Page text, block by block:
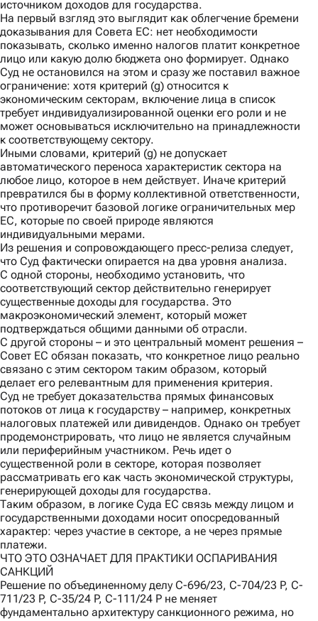
источником доходов для государства.
На первый взгляд это выглядит как облегчение бремени
доказывания для Совета ЕС: нет необходимости
показывать, сколько именно налогов платит конкретное
лицо или какую долю бюджета оно формирует. Однако
Суд не остановился на этом и сразу же поставил важное
ограничение: хотя критерий (g) относится к
экономическим секторам, включение лица в список
требует индивидуализированной оценки его роли и не
может основываться исключительно на принадлежности
к соответствующему сектору.
Иными словами, критерий (g) не допускает
автоматического переноса характеристик сектора на
любое лицо, которое в нем действует. Иначе критерий
превратился бы в форму коллективной ответственности,
что противоречит базовой логике ограничительных мер
ЕС, которые по своей природе являются
индивидуальными мерами.
Из решения и сопровождающего пресс-релиза следует,
что Суд фактически опирается на два уровня анализа.
С одной стороны, необходимо установить, что
соответствующий сектор действительно генерирует
существенные доходы для государства. Это
макроэкономический элемент, который может
подтверждаться общими данными об отрасли.
С другой стороны – и это центральный момент решения –
Совет ЕС обязан показать, что конкретное лицо реально
связано с этим сектором таким образом, который
делает его релевантным для применения критерия.
Суд не требует доказательства прямых финансовых
потоков от лица к государству – например, конкретных
налоговых платежей или дивидендов. Однако он требует
продемонстрировать, что лицо не является случайным
или периферийным участником. Речь идет о
существенной роли в секторе, которая позволяет
рассматривать его как часть экономической структуры,
генерирующей доходы для государства.
Таким образом, в логике Суда ЕС связь между лицом и
государственными доходами носит опосредованный
характер: через участие в секторе, а не через прямые
платежи.
ЧТО ЭТО ОЗНАЧАЕТ ДЛЯ ПРАКТИКИ ОСПАРИВАНИЯ
САНКЦИЙ
Решение по объединенному делу C-696/23, C-704/23 P, C-
711/23 P, C-35/24 P, C-111/24 P не меняет
фундаментально архитектуру санкционного режима, но